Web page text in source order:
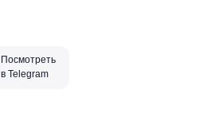
Посмотреть
в Telegram